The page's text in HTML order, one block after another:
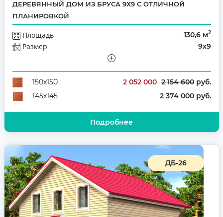
ДЕРЕВЯННЫЙ ДОМ ИЗ БРУСА 9Х9 С ОТЛИЧНОЙ
ПЛАНИРОВКОЙ
Площадь 130,6 м2
Размер 9х9
Количество комнат
5
150х150
2 052 000 2 154 600руб.
145х145
2 374 000 руб.
Подробнее
ДБ-26